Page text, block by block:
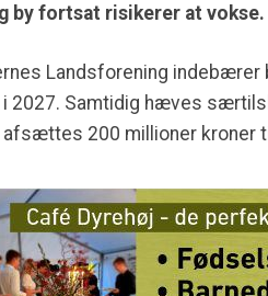
by fortsat risikerer at vokse.
Landsforening
i 2027. Samtidig hæves
afsættes 200 millioner